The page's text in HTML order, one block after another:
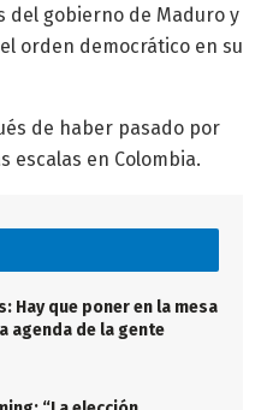
del gobierno de Maduro y
orden democrático en su
de haber pasado por
escalas en Colombia.
Hay que poner en la mesa
agenda de la gente